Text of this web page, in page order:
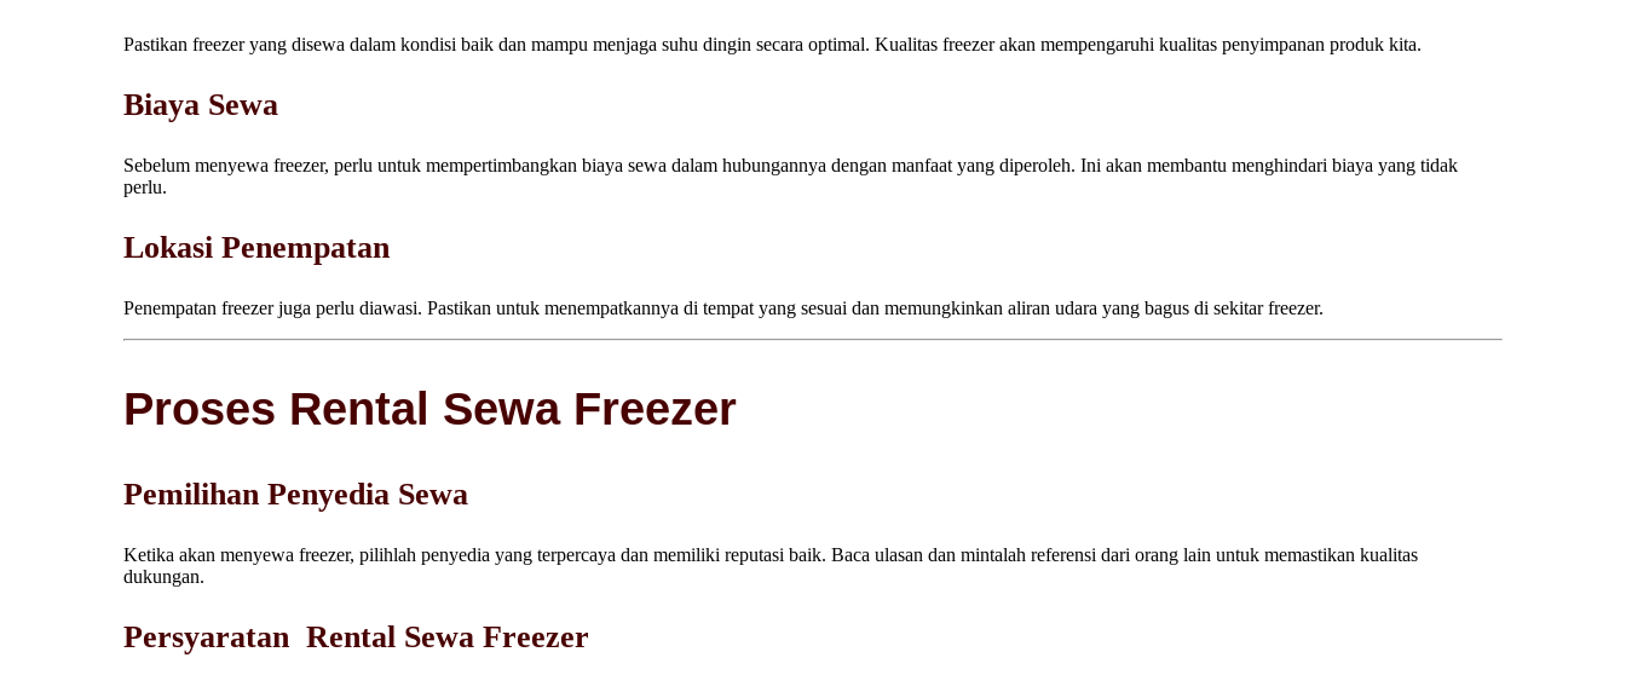
Pastikan freezer yang disewa dalam kondisi baik dan mampu menjaga suhu dingin secara optimal. Kualitas freezer akan mempengaruhi kualitas penyimpanan produk kita.
Biaya Sewa
Sebelum menyewa freezer, perlu untuk mempertimbangkan biaya sewa dalam hubungannya dengan manfaat yang diperoleh. Ini akan membantu menghindari biaya yang tidak
perlu.
Lokasi Penempatan
Penempatan freezer juga perlu diawasi. Pastikan untuk menempatkannya di tempat yang sesuai dan memungkinkan aliran udara yang bagus di sekitar freezer.
Proses Rental Sewa Freezer
Pemilihan Penyedia Sewa
Ketika akan menyewa freezer, pilihlah penyedia yang terpercaya dan memiliki reputasi baik. Baca ulasan dan mintalah referensi dari orang lain untuk memastikan kualitas
dukungan.
Persyaratan Rental Sewa Freezer